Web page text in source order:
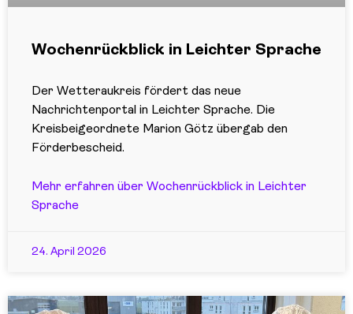
Wochenrückblick in Leichter Sprache
Der Wetteraukreis fördert das neue
Nachrichtenportal in Leichter Sprache. Die
Kreisbeigeordnete Marion Götz übergab den
Förderbescheid.
Mehr erfahren über Wochenrückblick in Leichter
Sprache
24. April 2026